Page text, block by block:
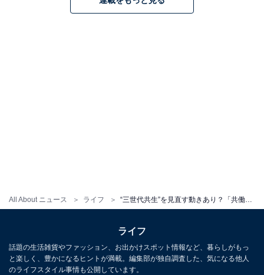
All About ニュース ライフ
「パパ、仮面ライダーカード！」
「それじゃ、どれがどれだかわからないじゃん！」
「それを当てるゲームだよ！」
最初の数回こそ、要領を得なかったチビだけど、そ
ライフ
話題の生活雑貨やファッション、お出かけスポット情報など、暮らしがもっ
と楽しく、豊かになるヒントが満載。編集部が独自調査した、気になる他人
のライフスタイル事情も公開しています。